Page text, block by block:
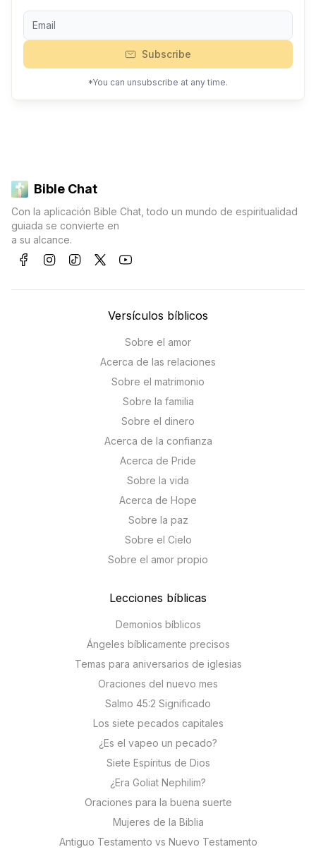
Subscribe
*You can unsubscribe at any time.
Bible Chat
Con la aplicación Bible Chat, todo un mundo de espiritualidad
guiada se convierte en
a su alcance.
Versículos bíblicos
Sobre el amor
Acerca de las relaciones
Sobre el matrimonio
Sobre la familia
Sobre el dinero
Acerca de la confianza
Acerca de Pride
Sobre la vida
Acerca de Hope
Sobre la paz
Sobre el Cielo
Sobre el amor propio
Lecciones bíblicas
Demonios bíblicos
Ángeles bíblicamente precisos
Temas para aniversarios de iglesias
Oraciones del nuevo mes
Salmo 45:2 Significado
Los siete pecados capitales
¿Es el vapeo un pecado?
Siete Espíritus de Dios
¿Era Goliat Nephilim?
Oraciones para la buena suerte
Mujeres de la Biblia
Antiguo Testamento vs Nuevo Testamento